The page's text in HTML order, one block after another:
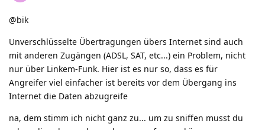
@bik
Unverschlüsselte Übertragungen übers Internet sind auch
mit anderen Zugängen (ADSL, SAT, etc...) ein Problem, nicht
nur über Linkem-Funk. Hier ist es nur so, dass es für
Angreifer viel einfacher ist bereits vor dem Übergang ins
Internet die Daten abzugreife
na, dem stimm ich nicht ganz zu... um zu sniffen musst du